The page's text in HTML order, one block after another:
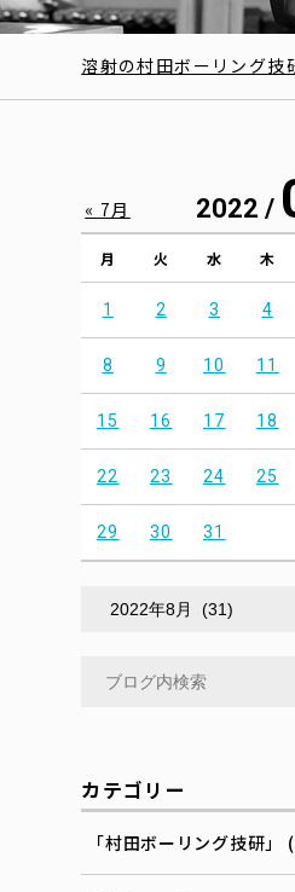
溶射の村田ボーリング技
2022 /
月 火 水 木
1 2 3 4
8 9 10 11
15 16 17 18
22 23 24 25
29 30 31
« 7月
カテゴリー
「村田ボーリング技研」